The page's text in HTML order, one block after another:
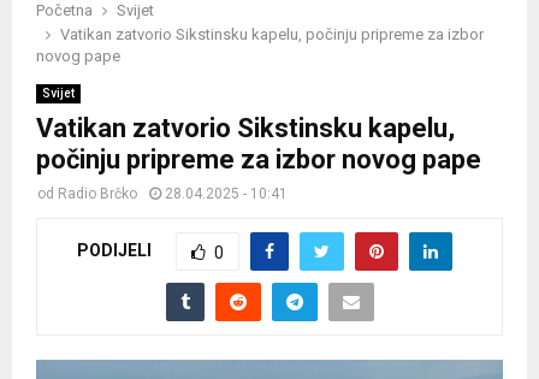
Početna
Svijet
Vatikan zatvorio Sikstinsku kapelu, počinju pripreme za izbor
novog pape
Svijet
Vatikan zatvorio Sikstinsku kapelu,
počinju pripreme za izbor novog pape
od Radio Brčko 28.04.2025 - 10:41
PODIJELI 0